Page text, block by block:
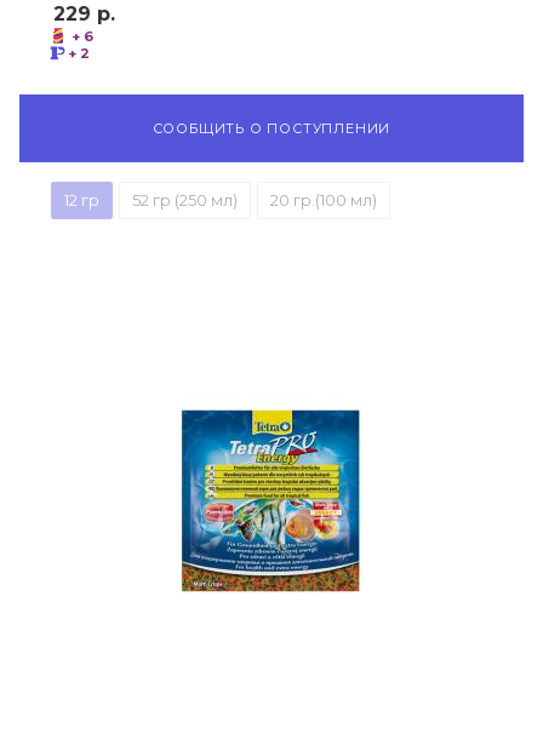
229 р.
+ 6
+ 2
СООБЩИТЬ О ПОСТУПЛЕНИИ
12 гр 52 гр (250 мл) 20 гр.(100 мл)